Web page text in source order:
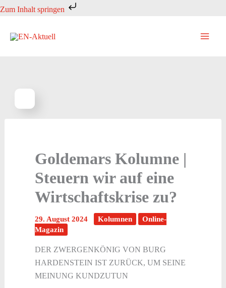
Zum Inhalt springen
Zum
springen
Goldemars Kolumne |
Steuern wir auf eine
Wirtschaftskrise zu?
29. August 2024 Kolumnen
Online-
Magazin
DER ZWERGENKÖNIG VON BURG
HARDENSTEIN IST ZURÜCK, UM SEINE
MEINUNG KUNDZUTUN